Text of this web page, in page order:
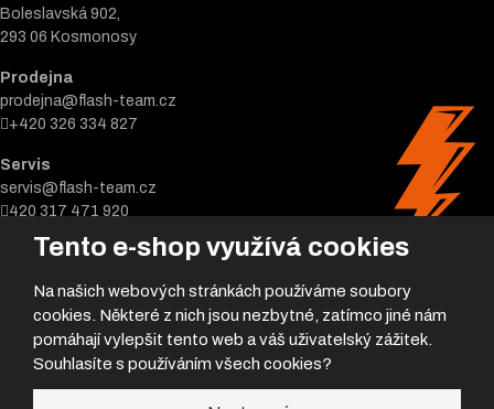
Tento e-shop využívá cookies
Na našich webových stránkách používáme soubory
cookies. Některé z nich jsou nezbytné, zatímco jiné nám
pomáhají vylepšit tento web a váš uživatelský zážitek.
Souhlasíte s používáním všech cookies?
Boleslavská 902,
293 06 Kosmonosy
Prodejna
prodejna@flash-team.cz
+420 326 334 827
Servis
servis@flash-team.cz
420 317 471 920